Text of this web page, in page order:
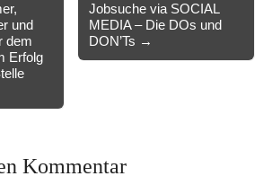
und
dem
Erfolg
Jobsuche via SOCIAL
MEDIA – Die DOs und
DON’Ts →
Kommentar